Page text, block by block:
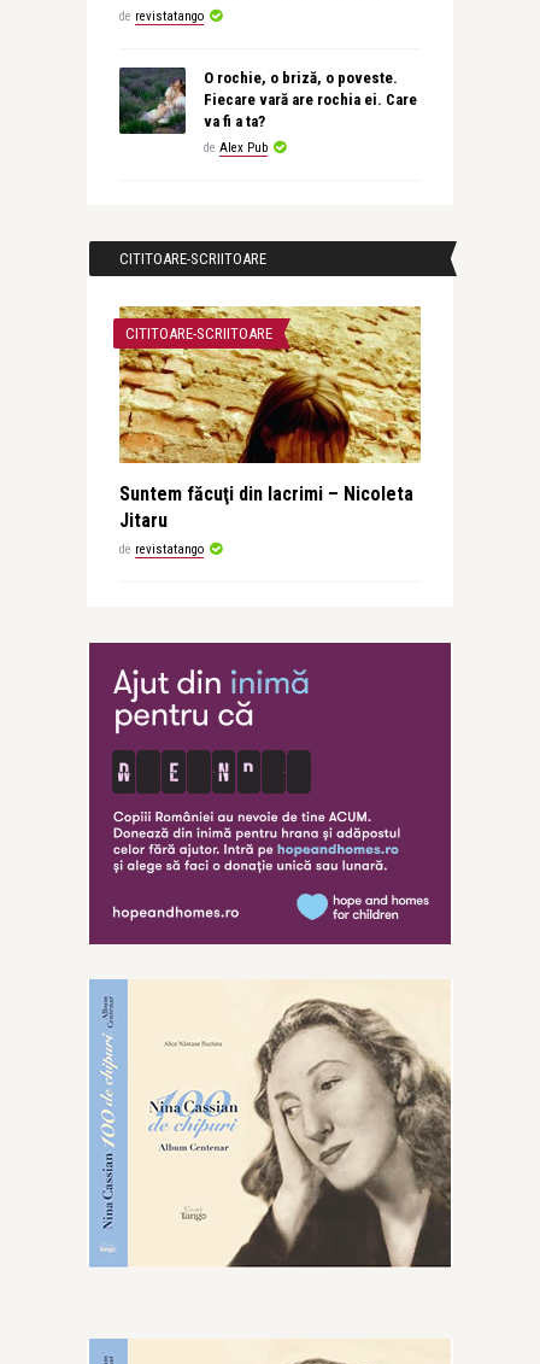
de revistatango
O rochie, o briză, o poveste.
Fiecare vară are rochia ei. Care
va fi a ta?
de Alex Pub
CITITOARE-SCRIITOARE
CITITOARE-SCRIITOARE
Suntem făcuţi din lacrimi – Nicoleta
Jitaru
de revistatango